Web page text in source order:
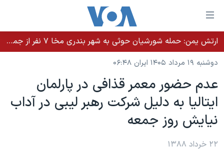
لینکهای
قابل
دسترسی
جهش
محتوای
اصلی
جهش
صفحه
خانه
نسخه سبک وب‌سایت
موضوع ها
ایران
آمریکا
جهان
برنامه های تلویزیونی
جدول برنامه ها
صفحه‌های ویژه
ارتش یمن: حمله شورشیان حوثی به شهر بندری مخا ۷ نفر از جمله غیرنظامیان را کشت
دوشنبه ۱۹ مرداد ۱۴۰۵ ایران ۰۶:۴۸
عدم حضور معمر قذافی در پارلمان
ایتالیا به دلیل شرکت رهبر لیبی در آداب
نیایش روز جمعه
۲۲ خرداد ۱۳۸۸